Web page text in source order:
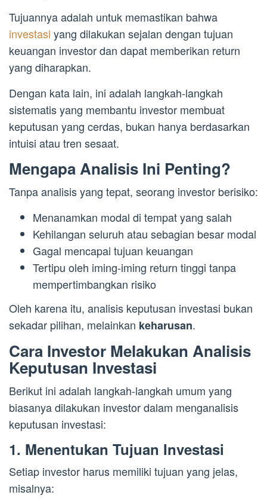
Tujuannya adalah untuk memastikan bahwa
investasi yang dilakukan sejalan dengan tujuan
keuangan investor dan dapat memberikan return
yang diharapkan.
Dengan kata lain, ini adalah langkah-langkah
sistematis yang membantu investor membuat
keputusan yang cerdas, bukan hanya berdasarkan
intuisi atau tren sesaat.
Mengapa Analisis Ini Penting?
Tanpa analisis yang tepat, seorang investor berisiko:
Menanamkan modal di tempat yang salah
Kehilangan seluruh atau sebagian besar modal
Gagal mencapai tujuan keuangan
Tertipu oleh iming-iming return tinggi tanpa
mempertimbangkan risiko
Oleh karena itu, analisis keputusan investasi bukan
sekadar pilihan, melainkan keharusan.
Cara Investor Melakukan Analisis
Keputusan Investasi
Berikut ini adalah langkah-langkah umum yang
biasanya dilakukan investor dalam menganalisis
keputusan investasi:
1. Menentukan Tujuan Investasi
Setiap investor harus memiliki tujuan yang jelas,
misalnya: